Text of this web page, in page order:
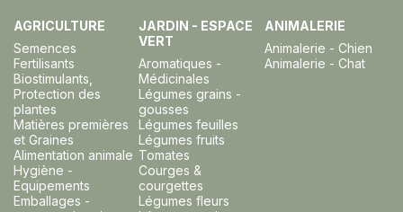
AGRICULTURE
Semences
Fertilisants
Biostimulants,
Protection des
plantes
Matières premières
et Graines
Alimentation animale
Hygiène -
Equipements
Emballages -
JARDIN - ESPACE
VERT
Aromatiques -
Médicinales
Légumes grains -
gousses
Légumes feuilles
Légumes fruits
Tomates
Courges &
courgettes
Légumes fleurs
ANIMALERIE
Animalerie - Chien
Animalerie - Chat